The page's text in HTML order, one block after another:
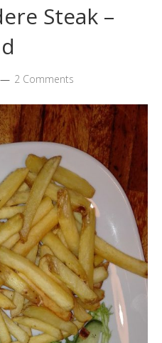
Steak –
2 Comments